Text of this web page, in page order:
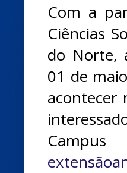
Com a
Ciências
do Norte,
01 de
acontecer